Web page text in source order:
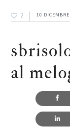
2 10
al